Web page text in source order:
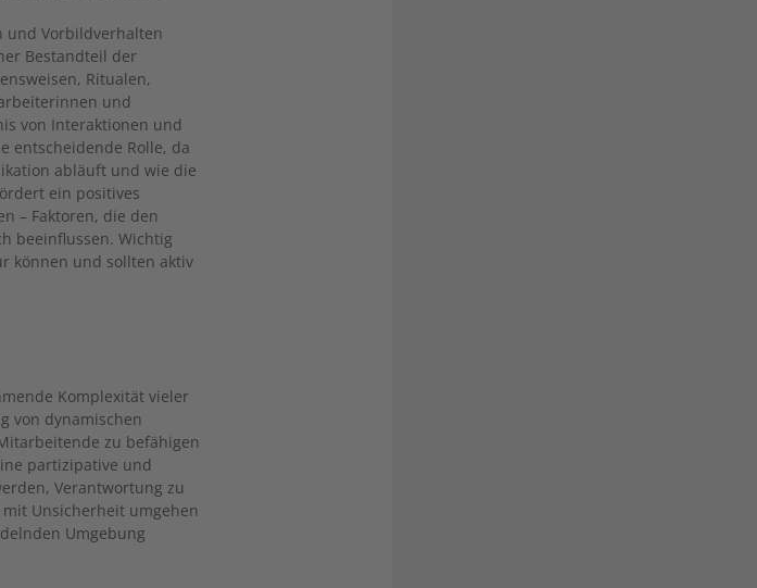
und Vorbildverhalten
Bestandteil der
Ritualen,
und
von Interaktionen und
entscheidende Rolle, da
abläuft und wie die
ein positives
– Faktoren, die den
beeinflussen. Wichtig
können und sollten aktiv
Komplexität vieler
von dynamischen
zu befähigen
partizipative und
Verantwortung zu
Unsicherheit umgehen
Umgebung